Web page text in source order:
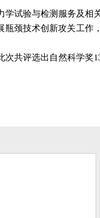
试验与检测服务及相
瓶颈技术创新攻关工作
共评选出自然科学奖